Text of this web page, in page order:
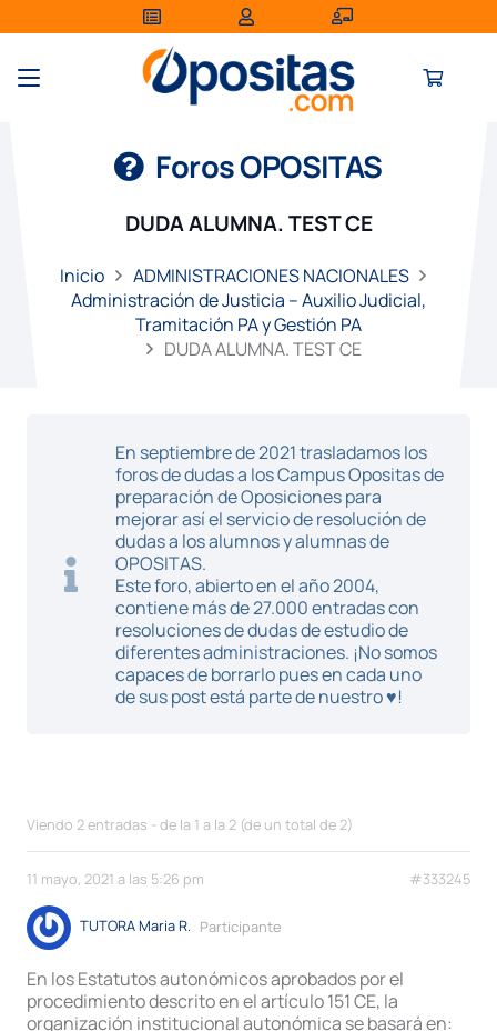
Foros OPOSITAS
DUDA ALUMNA. TEST CE
Inicio
ADMINISTRACIONES NACIONALES
Administración de Justicia – Auxilio Judicial,
Tramitación PA y Gestión PA
DUDA ALUMNA. TEST CE
En septiembre de 2021 trasladamos los
foros de dudas a los Campus Opositas de
preparación de Oposiciones para
mejorar así el servicio de resolución de
dudas a los alumnos y alumnas de
OPOSITAS.
Este foro, abierto en el año 2004,
contiene más de 27.000 entradas con
resoluciones de dudas de estudio de
diferentes administraciones. ¡No somos
capaces de borrarlo pues en cada uno
de sus post está parte de nuestro ♥!
Viendo 2 entradas - de la 1 a la 2 (de un total de 2)
11 mayo, 2021 a las 5:26 pm #333245
TUTORA Maria R. Participante
En los Estatutos autonómicos aprobados por el
procedimiento descrito en el artículo 151 CE, la
organización institucional autonómica se basará en: